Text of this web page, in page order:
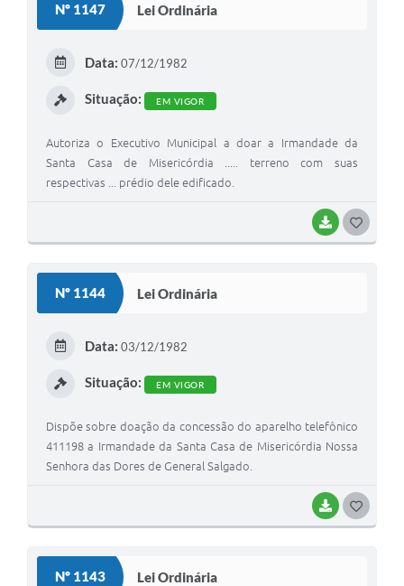
Links
Contato
Nº 1147 Lei Ordinária
BAIXAR
Data: 07/12/1982
Situação: EM VIGOR
Autoriza o Executivo Municipal a doar a Irmandade da
Santa Casa de Misericórdia ..... terreno com suas
respectivas ... prédio dele edificado.
Nº 1144 Lei Ordinária
BAIXAR
Data: 03/12/1982
Situação: EM VIGOR
Dispõe sobre doação da concessão do aparelho telefônico
411198 a Irmandade da Santa Casa de Misericórdia Nossa
Senhora das Dores de General Salgado.
Nº 1143 Lei Ordinária